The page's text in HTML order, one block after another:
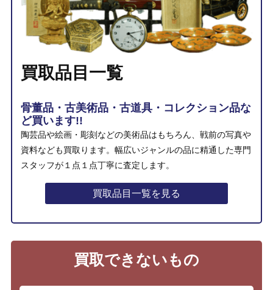
買取品目一覧
骨董品・古美術品・古道具・コレクション品な
ど買います!!
陶芸品や絵画・彫刻などの美術品はもちろん、戦前の写真や
資料なども買取ります。幅広いジャンルの品に精通した専門
スタッフが１点１点丁寧に査定します。
買取品目一覧を見る
買取できないもの